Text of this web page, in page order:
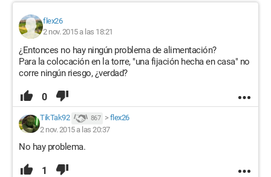
flex26
2 nov. 2015 a las 18:21
¿Entonces no hay ningún problema de alimentación?
Para la colocación en la torre, "una fijación hecha en casa" no
corre ningún riesgo, ¿verdad?
0
TikTak92 867 > flex26
2 nov. 2015 a las 20:37
No hay problema.
1